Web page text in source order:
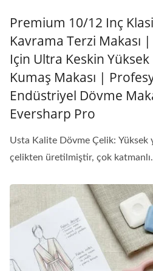
Premium 10/12 Inç
Kavrama Terzi Makası
Için Ultra Keskin
Kumaş Makası |
Endüstriyel Dövme
Eversharp Pro
Usta Kalite Dövme Çelik: Yüksek
çelikten üretilmiştir, çok